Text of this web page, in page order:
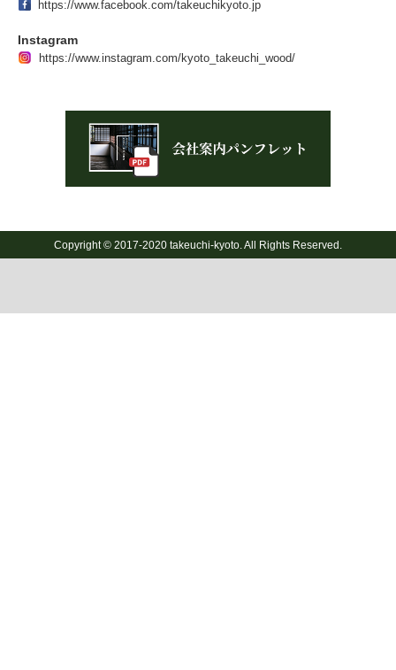
https://www.facebook.com/takeuchikyoto.jp
Instagram
https://www.instagram.com/kyoto_takeuchi_wood/
Copyright © 2017-2020 takeuchi-kyoto. All Rights Reserved.